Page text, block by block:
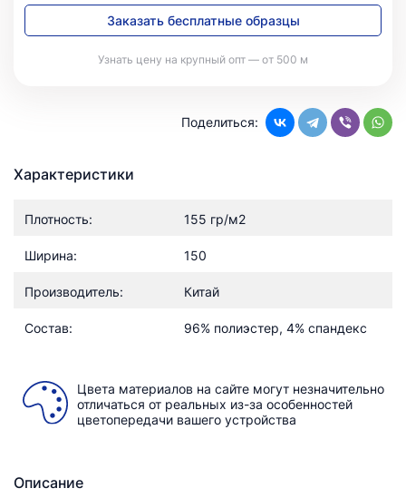
Заказать бесплатные образцы
Узнать цену на крупный опт — от 500 м
Поделиться:
Характеристики
Плотность: 155 гр/м2
Ширина: 150
Производитель: Китай
Состав: 96% полиэстер, 4% спандекс
Цвета материалов на сайте могут незначительно
отличаться от реальных из-за особенностей
цветопередачи вашего устройства
Описание